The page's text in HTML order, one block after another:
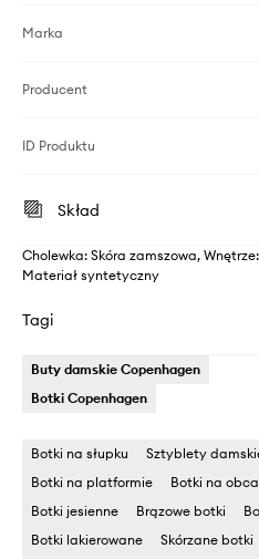
Marka
Producent
ID Produktu
Skład
Cholewka: Skóra zamszowa,
Materiał syntetyczny
Tagi
Buty damskie Copenhagen
Botki Copenhagen
Botki na słupku Sztyblety
Botki na platformie
Botki na
Botki jesienne
Brązowe botki
Botki lakierowane
Skórzane botki